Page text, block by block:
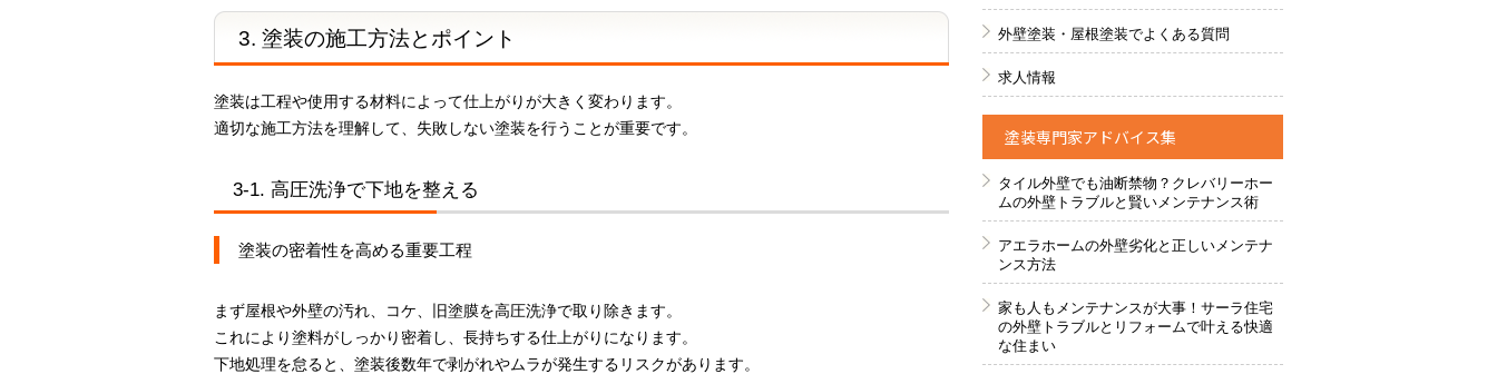
3. 塗装の施工方法とポイント
塗装は工程や使用する材料によって仕上がりが大きく変わります。
適切な施工方法を理解して、失敗しない塗装を行うことが重要です。
3-1. 高圧洗浄で下地を整える
塗装の密着性を高める重要工程
まず屋根や外壁の汚れ、コケ、旧塗膜を高圧洗浄で取り除きます。
これにより塗料がしっかり密着し、長持ちする仕上がりになります。
下地処理を怠ると、塗装後数年で剥がれやムラが発生するリスクがあります。
外壁塗装・屋根塗装でよくある質問
求人情報
塗装専門家アドバイス集
タイル外壁でも油断禁物？クレバリーホー
ムの外壁トラブルと賢いメンテナンス術
アエラホームの外壁劣化と正しいメンテナ
ンス方法
家も人もメンテナンスが大事！サーラ住宅
の外壁トラブルとリフォームで叶える快適
な住まい